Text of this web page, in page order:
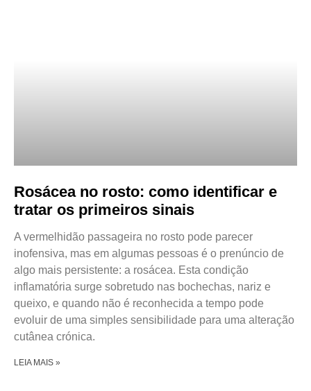
Rosácea no rosto: como identificar e
tratar os primeiros sinais
A vermelhidão passageira no rosto pode parecer
inofensiva, mas em algumas pessoas é o prenúncio de
algo mais persistente: a rosácea. Esta condição
inflamatória surge sobretudo nas bochechas, nariz e
queixo, e quando não é reconhecida a tempo pode
evoluir de uma simples sensibilidade para uma alteração
cutânea crónica.
LEIA MAIS »